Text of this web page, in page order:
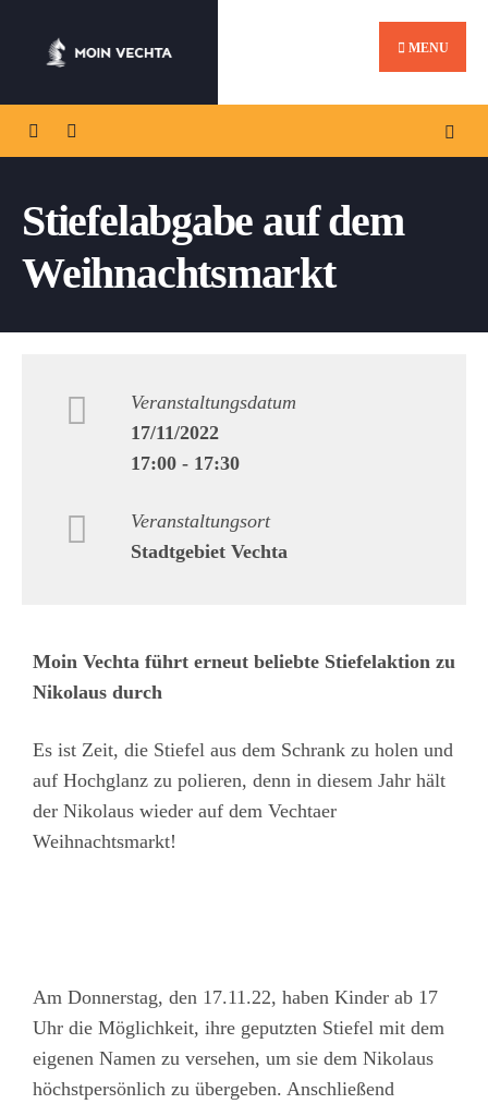
MENU
Stiefelabgabe auf dem
Weihnachtsmarkt
Veranstaltungsdatum
17/11/2022
17:00 - 17:30
Veranstaltungsort
Stadtgebiet Vechta
Moin Vechta führt erneut beliebte Stiefelaktion zu
Nikolaus durch
Es ist Zeit, die Stiefel aus dem Schrank zu holen und
auf Hochglanz zu polieren, denn in diesem Jahr hält
der Nikolaus wieder auf dem Vechtaer
Weihnachtsmarkt!
Am Donnerstag, den 17.11.22, haben Kinder ab 17
Uhr die Möglichkeit, ihre geputzten Stiefel mit dem
eigenen Namen zu versehen, um sie dem Nikolaus
höchstpersönlich zu übergeben. Anschließend